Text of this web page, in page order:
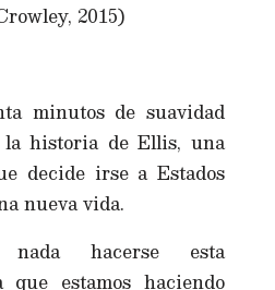
2015)
minutos de suavidad
historia de Ellis, una
decide irse a Estados
nueva vida.
hacerse esta
estamos haciendo